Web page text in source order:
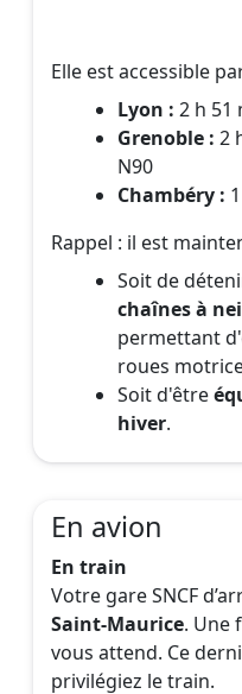
Elle est accessible
Lyon : 2 h 51
Grenoble : 2
N90
Chambéry :
Rappel : il est
Soit de
chaînes à
permettant
roues
Soit d'être
hiver.
En avion
En train
Votre gare SNCF
Saint-Maurice. Une
vous attend. Ce
privilégiez le train.